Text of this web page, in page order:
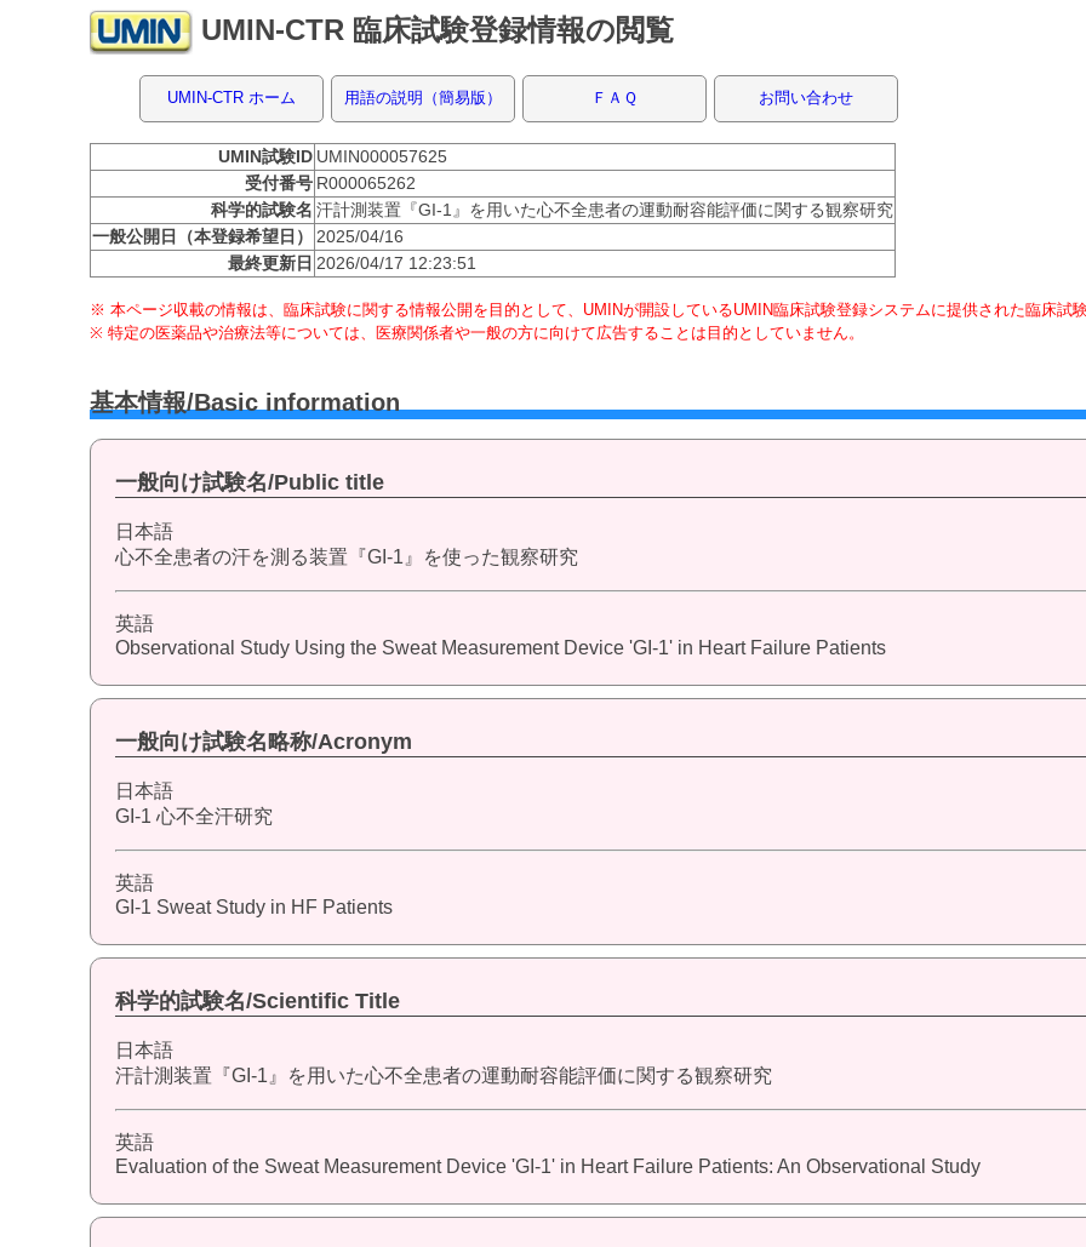
UMIN-CTR 臨床試験登録情報の閲覧
UMIN-CTR ホーム 用語の説明（簡易版） ＦＡＱ お問い合わせ
UMIN試験ID UMIN000057625
受付番号 R000065262
科学的試験名 汗計測装置『GI-1』を用いた心不全患者の運動耐容能評価に関する観察研究
一般公開日（本登録希望日）
2025/04/16
最終更新日 2026/04/17 12:23:51
※ 本ページ収載の情報は、臨床試験に関する情報公開を目的として、UMINが開設しているUMIN臨床試験登録システムに提供された臨床試験
※ 特定の医薬品や治療法等については、医療関係者や一般の方に向けて広告することは目的としていません。
基本情報/Basic information
一般向け試験名/Public title
日本語
心不全患者の汗を測る装置『GI-1』を使った観察研究
英語
Observational Study Using the Sweat Measurement Device 'GI-1' in Heart Failure Patients
一般向け試験名略称/Acronym
日本語
GI-1 心不全汗研究
英語
GI-1 Sweat Study in HF Patients
科学的試験名/Scientific Title
日本語
汗計測装置『GI-1』を用いた心不全患者の運動耐容能評価に関する観察研究
英語
Evaluation of the Sweat Measurement Device 'GI-1' in Heart Failure Patients: An Observational Study